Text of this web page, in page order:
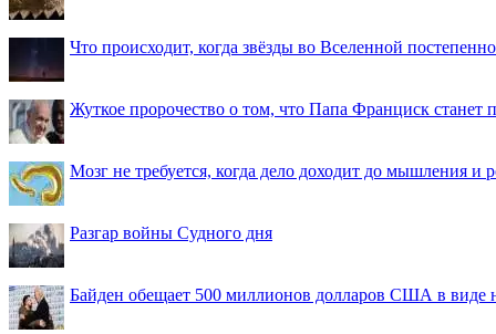
Что происходит, когда звёзды во Вселенной
Жуткое пророчество о том, что Папа Франциск
Мозг не требуется, когда дело доходит до мышления и
Разгар войны Судного дня
Байден обещает 500 миллионов долларов США в